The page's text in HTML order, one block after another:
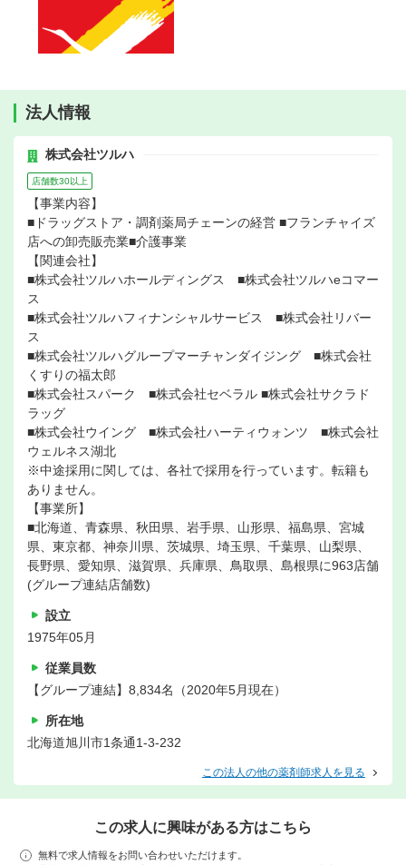
法人情報
株式会社ツルハ
店舗数30以上
【事業内容】
■ドラッグストア・調剤薬局チェーンの経営 ■フランチャイズ
店への卸売販売業■介護事業
【関連会社】
■株式会社ツルハホールディングス ■株式会社ツルハeコマー
ス
■株式会社ツルハフィナンシャルサービス ■株式会社リバー
ス
■株式会社ツルハグループマーチャンダイジング ■株式会社
くすりの福太郎
■株式会社スパーク ■株式会社セベラル ■株式会社サクラド
ラッグ
■株式会社ウイング ■株式会社ハーティウォンツ ■株式会社
ウェルネス湖北
※中途採用に関しては、各社で採用を行っています。転籍も
ありません。
【事業所】
■北海道、青森県、秋田県、岩手県、山形県、福島県、宮城
県、東京都、神奈川県、茨城県、埼玉県、千葉県、山梨県、
長野県、愛知県、滋賀県、兵庫県、鳥取県、島根県に963店舗
(グループ連結店舗数)
設立
1975年05月
従業員数
【グループ連結】8,834名（2020年5月現在）
所在地
北海道旭川市1条通1-3-232
この法人の他の薬剤師求人を見る
この求人に興味がある方はこちら
無料で求人情報をお問い合わせいただけます。